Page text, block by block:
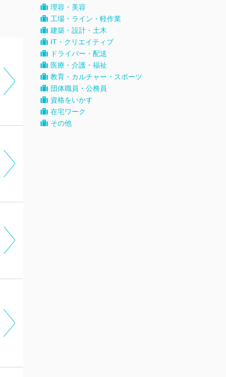
理容・美容
工場・ライン・軽作業
建築・設計・土木
IT・クリエイティブ
ドライバー・配送
医療・介護・福祉
教育・カルチャー・スポーツ
団体職員・公務員
資格をいかす
在宅ワーク
その他